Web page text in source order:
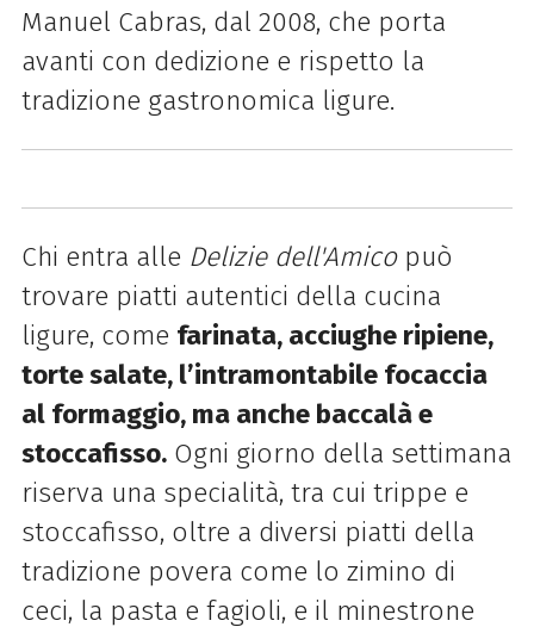
Manuel Cabras, dal 2008, che porta
avanti con dedizione e rispetto la
tradizione gastronomica ligure.
Chi entra alle Delizie dell'Amicopuò
trovare piatti autentici della cucina
ligure, come farinata, acciughe ripiene,
torte salate, l’intramontabile focaccia
al formaggio, ma anche baccalà e
stoccafisso.Ogni giorno della settimana
riserva una specialità, tra cui trippe e
stoccafisso, oltre a diversi piatti della
tradizione povera come lo zimino di
ceci, la pasta e fagioli, e il minestrone